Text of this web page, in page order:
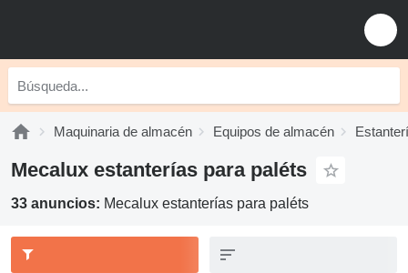
Maquinaria de almacén Equipos de almacén
Mecalux estanterías para paléts
33 anuncios: Mecalux estanterías para paléts